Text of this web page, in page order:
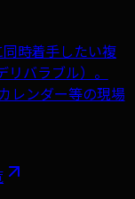
時着手したい複
バラブル）。
レンダー等の現場